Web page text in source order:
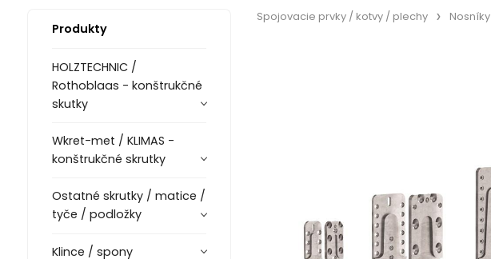
Produkty
HOLZTECHNIC /
Rothoblaas - konštrukčné
skutky
Wkret-met / KLIMAS -
konštrukčné skrutky
Ostatné skrutky / matice /
tyče / podložky
Klince / spony
Spojovacie prvky / kotvy / plechy Nosníky